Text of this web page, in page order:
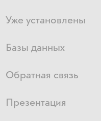
Уже установлены
Базы данных
Обратная связь
Презентация